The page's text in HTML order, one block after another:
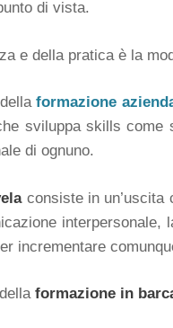
di vista.
e della pratica è la
formazione
sviluppa skills
di ognuno.
consiste in un’uscita
incrementare
formazione in